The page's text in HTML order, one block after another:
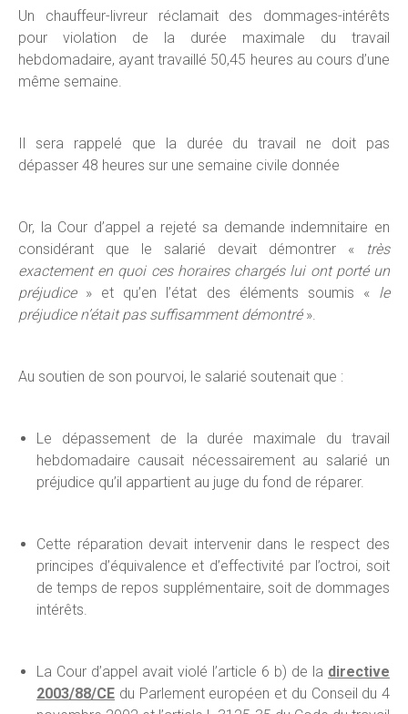
Un chauffeur-livreur réclamait des dommages-intérêts
pour violation de la durée maximale du travail
hebdomadaire, ayant travaillé 50,45 heures au cours d’une
même semaine.
Il sera rappelé que la durée du travail ne doit pas
dépasser 48 heures sur une semaine civile donnée
Or, la Cour d’appel a rejeté sa demande indemnitaire en
considérant que le salarié devait démontrer «
très
exactement en quoi ces horaires chargés lui ont porté un
préjudice» et qu’en l’état des éléments soumis « le
préjudice n’était pas suffisamment démontré».
Au soutien de son pourvoi, le salarié soutenait que :
Le dépassement de la durée maximale du travail
hebdomadaire causait nécessairement au salarié un
préjudice qu’il appartient au juge du fond de réparer.
Cette réparation devait intervenir dans le respect des
principes d’équivalence et d’effectivité par l’octroi, soit
de temps de repos supplémentaire, soit de dommages
intérêts.
La Cour d’appel avait violé l’article 6 b) de la directive
2003/88/CE du Parlement européen et du Conseil du 4